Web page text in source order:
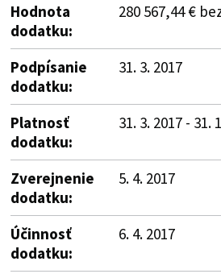
Hodnota
dodatku:
280 567,44 €
Podpísanie
dodatku:
31. 3. 2017
Platnosť
dodatku:
31. 3. 2017 - 31.
Zverejnenie
dodatku:
5. 4. 2017
Účinnosť
dodatku:
6. 4. 2017